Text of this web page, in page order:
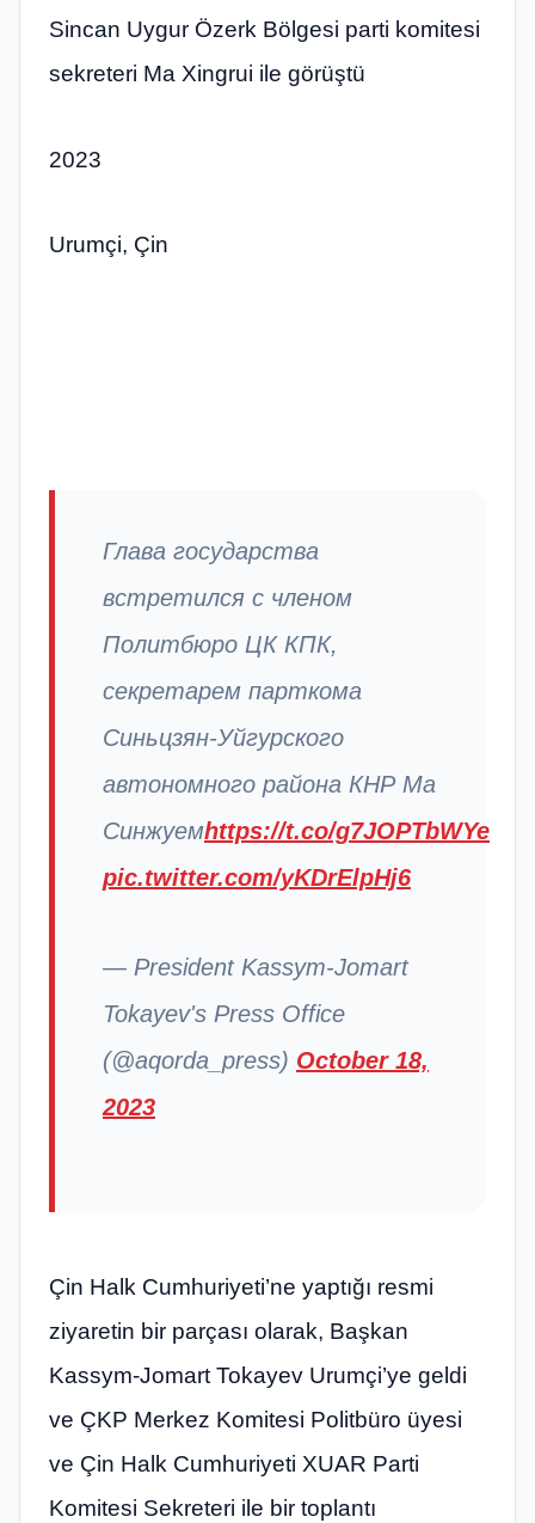
Sincan Uygur Özerk Bölgesi parti komitesi
sekreteri Ma Xingrui ile görüştü
2023
Urumçi, Çin
Глава государства
встретился с членом
Политбюро ЦК КПК,
секретарем парткома
Синьцзян-Уйгурского
автономного района КНР Ма
Синжуемhttps://t.co/g7JOPTbWYe
pic.twitter.com/yKDrElpHj6
— President Kassym-Jomart
Tokayev's Press Office
(@aqorda_press) October 18,
2023
Çin Halk Cumhuriyeti’ne yaptığı resmi
ziyaretin bir parçası olarak, Başkan
Kassym-Jomart Tokayev Urumçi’ye geldi
ve ÇKP Merkez Komitesi Politbüro üyesi
ve Çin Halk Cumhuriyeti XUAR Parti
Komitesi Sekreteri ile bir toplantı